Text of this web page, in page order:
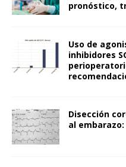
pronóstico,
Uso de
inhibidores
Disección
al